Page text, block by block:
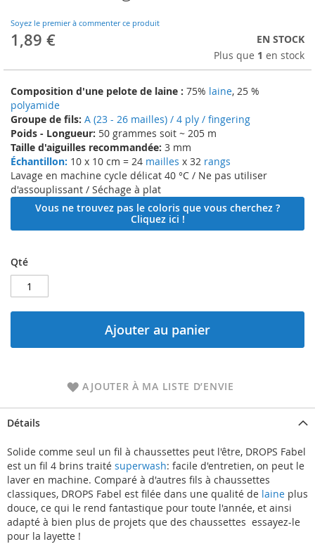
Soyez le premier à commenter ce produit
1,89 €
EN STOCK
Plus que 1 en stock
Composition d'une pelote de laine : 75% laine, 25 %
polyamide
Groupe de fils: A (23 - 26 mailles) / 4 ply / fingering
Poids - Longueur: 50 grammes soit ~ 205 m
Taille d'aiguilles recommandée: 3 mm
Échantillon: 10 x 10 cm = 24 mailles x 32 rangs
Lavage en machine cycle délicat 40 °C / Ne pas utiliser
d'assouplissant / Séchage à plat
Vous ne trouvez pas le coloris que vous cherchez ?
Cliquez ici !
Qté
Ajouter au panier
AJOUTER À MA LISTE D’ENVIE
beginning
of
images
gallery
Détails
Solide comme seul un fil à chaussettes peut l'être, DROPS Fabel
est un fil 4 brins traité superwash: facile d'entretien, on peut le
laver en machine. Comparé à d'autres fils à chaussettes
classiques, DROPS Fabel est filée dans une qualité de laine plus
douce, ce qui le rend fantastique pour toute l'année, et ainsi
adapté à bien plus de projets que des chaussettes  essayez-le
pour la layette !